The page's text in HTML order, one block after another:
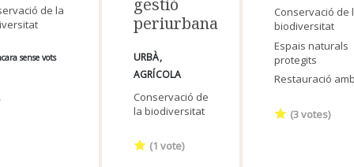
de la
sense vots
periurbana
URBÀ
AGRÍCOLA
Conservació de
la biodiversitat
(1 vote)
Conservació de
biodiversitat
Espais naturals
protegits
Restauració
(3votes)